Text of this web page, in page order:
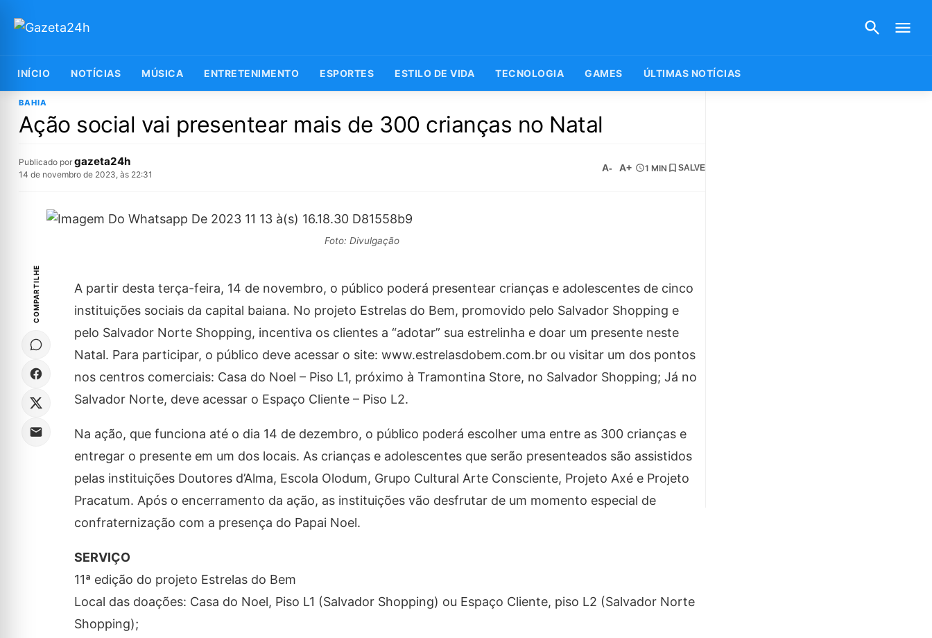
INÍCIO NOTÍCIAS MÚSICA ENTRETENIMENTO ESPORTES ESTILO DE VIDA TECNOLOGIA GAMES ÚLTIMAS NOTÍCIAS
BAHIA
Ação social vai presentear mais de 300 crianças no Natal
Publicado por gazeta24h
14 de novembro de 2023, às 22:31
A- A+ 1 MIN SALVE
Foto: Divulgação
COMPARTILHE
A partir desta terça-feira, 14 de novembro, o público poderá presentear crianças e adolescentes de cinco
instituições sociais da capital baiana. No projeto Estrelas do Bem, promovido pelo Salvador Shopping e
pelo Salvador Norte Shopping, incentiva os clientes a “adotar” sua estrelinha e doar um presente neste
Natal. Para participar, o público deve acessar o site: www.estrelasdobem.com.br ou visitar um dos pontos
nos centros comerciais: Casa do Noel – Piso L1, próximo à Tramontina Store, no Salvador Shopping; Já no
Salvador Norte, deve acessar o Espaço Cliente – Piso L2.
Na ação, que funciona até o dia 14 de dezembro, o público poderá escolher uma entre as 300 crianças e
entregar o presente em um dos locais. As crianças e adolescentes que serão presenteados são assistidos
pelas instituições Doutores d’Alma, Escola Olodum, Grupo Cultural Arte Consciente, Projeto Axé e Projeto
Pracatum. Após o encerramento da ação, as instituições vão desfrutar de um momento especial de
confraternização com a presença do Papai Noel.
SERVIÇO
11ª edição do projeto Estrelas do Bem
Local das doações: Casa do Noel, Piso L1 (Salvador Shopping) ou Espaço Cliente, piso L2 (Salvador Norte
Shopping);